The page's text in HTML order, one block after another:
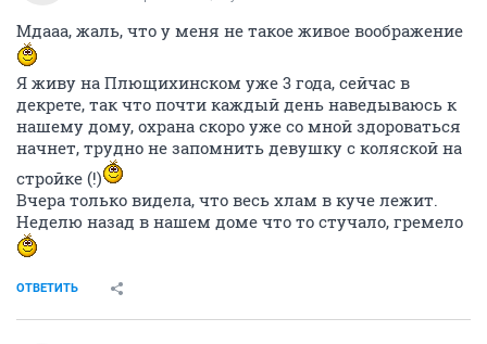
Мдааа, жаль, что у меня не такое живое воображение
Я живу на Плющихинском уже 3 года, сейчас в
декрете, так что почти каждый день наведываюсь к
нашему дому, охрана скоро уже со мной здороваться
начнет, трудно не запомнить девушку с коляской на
стройке (!)
Вчера только видела, что весь хлам в куче лежит.
Неделю назад в нашем доме что то стучало, гремело
ОТВЕТИТЬ